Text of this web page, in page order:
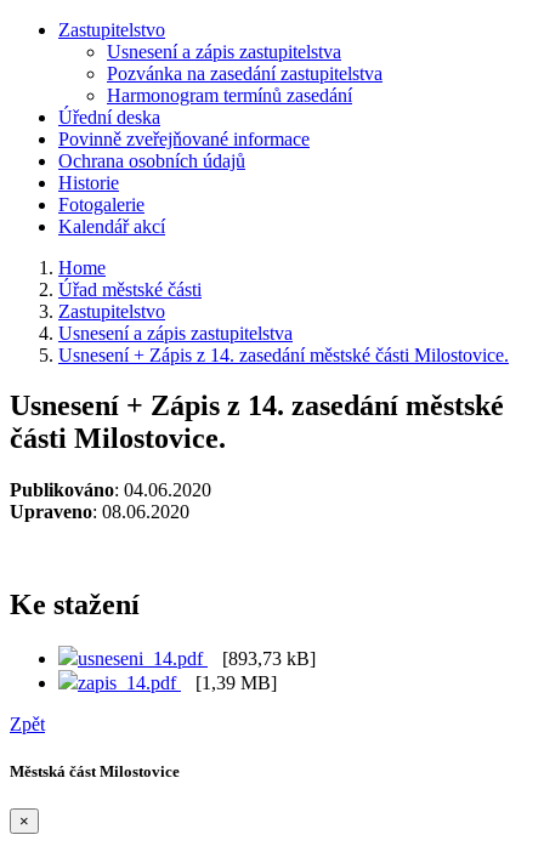
Zastupitelstvo
Usnesení a zápis zastupitelstva
Pozvánka na zasedání zastupitelstva
Harmonogram termínů zasedání
Úřední deska
Povinně zveřejňované informace
Ochrana osobních údajů
Historie
Fotogalerie
Kalendář akcí
Home
Úřad městské části
Zastupitelstvo
Usnesení a zápis zastupitelstva
Usnesení + Zápis z 14. zasedání městské části Milostovice.
Usnesení + Zápis z 14. zasedání městské
části Milostovice.
Publikováno: 04.06.2020
Upraveno: 08.06.2020
Ke stažení
usneseni_14.pdf
[893,73 kB]
zapis_14.pdf
[1,39 MB]
Zpět
Městská část Milostovice
×